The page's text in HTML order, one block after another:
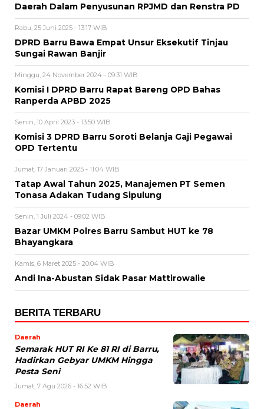
Daerah Dalam Penyusunan RPJMD dan Renstra PD
Rabu, 25 Juni 2025 - 13:17 WIB
DPRD Barru Bawa Empat Unsur Eksekutif Tinjau
Sungai Rawan Banjir
Minggu, 24 November 2024 - 09:31 WIB
Komisi I DPRD Barru Rapat Bareng OPD Bahas
Ranperda APBD 2025
Senin, 10 April 2023 - 13:50 WIB
Komisi 3 DPRD Barru Soroti Belanja Gaji Pegawai
OPD Tertentu
Jumat, 17 Januari 2025 - 11:04 WIB
Tatap Awal Tahun 2025, Manajemen PT Semen
Tonasa Adakan Tudang Sipulung
Senin, 1 Juli 2024 - 09:02 WIB
Bazar UMKM Polres Barru Sambut HUT ke 78
Bhayangkara
Kamis, 6 Maret 2025 - 20:04 WIB
Andi Ina-Abustan Sidak Pasar Mattirowalie
BERITA TERBARU
Daerah
Semarak HUT RI Ke 81 RI di Barru,
Hadirkan Gebyar UMKM Hingga
Pesta Seni
Jumat, 7 Agu 2026 - 16:52 WIB
Daerah